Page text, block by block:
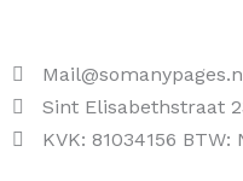
Sint Elisabethstraat
KVK: 81034156